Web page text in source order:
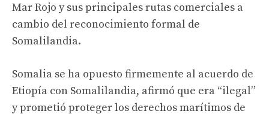
Mar Rojo y sus principales rutas comerciales a
cambio del reconocimiento formal de
Somalilandia.
Somalia se ha opuesto firmemente al acuerdo de
Etiopía con Somalilandia, afirmó que era “ilegal”
y prometió proteger los derechos marítimos de